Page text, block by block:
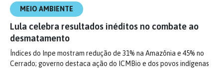
MEIO AMBIENTE
Lula celebra resultados inéditos no combate ao
desmatamento
Índices do Inpe mostram redução de 31% na Amazônia e 45% no
Cerrado; governo destaca ação do ICMBio e dos povos indígenas